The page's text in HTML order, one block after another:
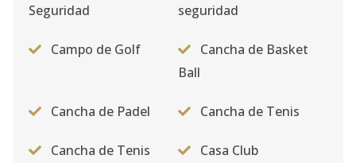
Seguridad
seguridad
Campo de Golf
Cancha de Basket
Ball
Cancha de Padel Cancha de Tenis
Cancha de Tenis Casa Club